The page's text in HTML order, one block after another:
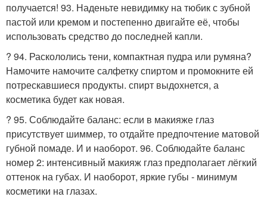
получается! 93. Наденьте невидимку на тюбик с зубной
пастой или кремом и постепенно двигайте её, чтобы
использовать средство до последней капли.
? 94. Раскололись тени, компактная пудра или румяна?
Намочите намочите салфетку спиртом и промокните ей
потрескавшиеся продукты. спирт выдохнется, а
косметика будет как новая.
? 95. Соблюдайте баланс: если в макияже глаз
присутствует шиммер, то отдайте предпочтение матовой
губной помаде. И и наоборот. 96. Соблюдайте баланс
номер 2: интенсивный макияж глаз предполагает лёгкий
оттенок на губах. И наоборот, яркие губы - минимум
косметики на глазах.